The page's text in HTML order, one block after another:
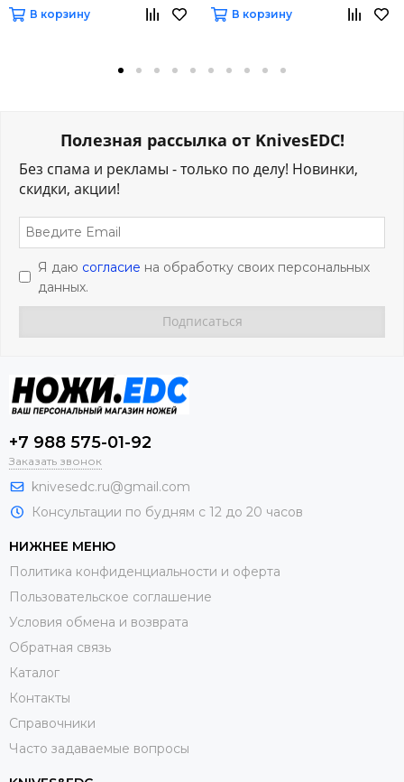
В корзину В корзину
Полезная рассылка от KnivesEDC!
Без спама и рекламы - только по делу! Новинки,
скидки, акции!
Я даю согласие на обработку своих персональных
данных.
+7 988 575-01-92
Заказать звонок
knivesedc.ru@gmail.com
Консультации по будням с 12 до 20 часов
НИЖНЕЕ МЕНЮ
Политика конфиденциальности и оферта
Пользовательское соглашение
Условия обмена и возврата
Обратная связь
Каталог
Контакты
Справочники
Часто задаваемые вопросы